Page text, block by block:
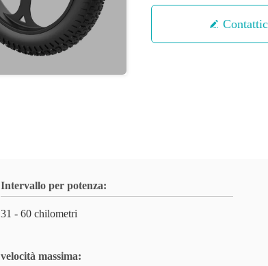
Intervallo per potenza:
31 - 60 chilometri
velocità massima: